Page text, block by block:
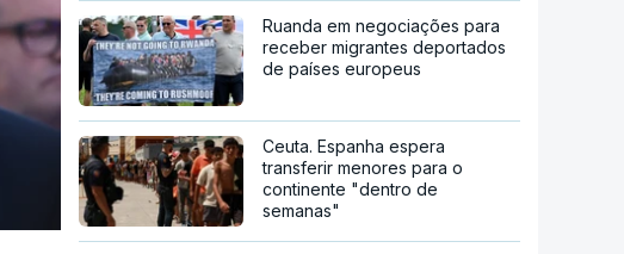
Ruanda em negociações para
receber migrantes deportados
de países europeus
Ceuta. Espanha espera
transferir menores para o
continente "dentro de
semanas"